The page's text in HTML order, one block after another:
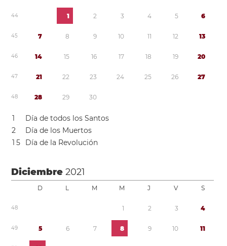
44 1 2 3 4 5 6
45 7 8 9 10 11 12 13
46 14 15 16 17 18 19 20
47 21 22 23 24 25 26 27
48 28 29 30
1
Día de todos los Santos
2
Día de los Muertos
1 5 Día de la Revolución
Diciembre2021
D L M M J V S
48 1 2 3 4
49 5 6 7 8 9 10 11